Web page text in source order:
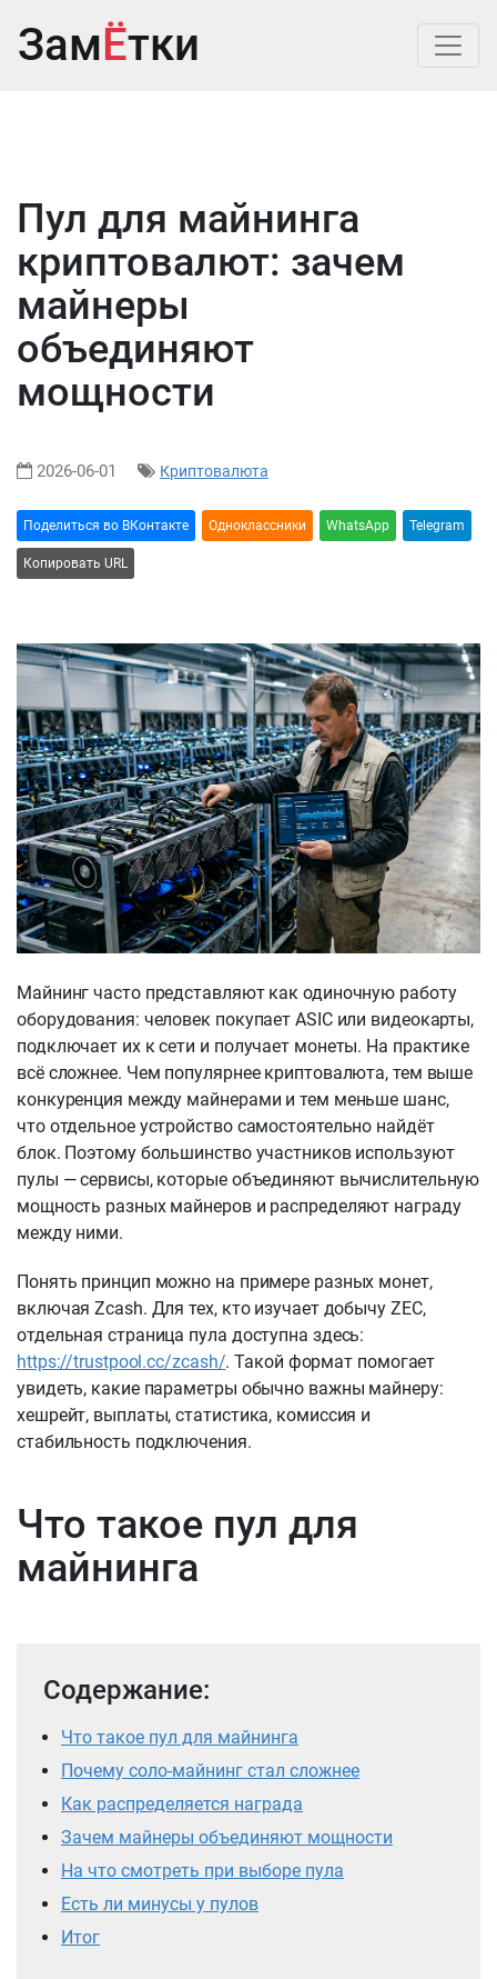
ЗамЁтки
Пул для майнинга
криптовалют: зачем
майнеры
объединяют
мощности
2026-06-01 Криптовалюта
Поделиться во ВКонтакте Oдноклассники WhatsApp Telegram
Копировать URL
Майнинг часто представляют как одиночную работу
оборудования: человек покупает ASIC или видеокарты,
подключает их к сети и получает монеты. На практике
всё сложнее. Чем популярнее криптовалюта, тем выше
конкуренция между майнерами и тем меньше шанс,
что отдельное устройство самостоятельно найдёт
блок. Поэтому большинство участников используют
пулы — сервисы, которые объединяют вычислительную
мощность разных майнеров и распределяют награду
между ними.
Понять принцип можно на примере разных монет,
включая Zcash. Для тех, кто изучает добычу ZEC,
отдельная страница пула доступна здесь:
https://trustpool.cc/zcash/. Такой формат помогает
увидеть, какие параметры обычно важны майнеру:
хешрейт, выплаты, статистика, комиссия и
стабильность подключения.
Что такое пул для
майнинга
Содержание:
Что такое пул для майнинга
Почему соло-майнинг стал сложнее
Как распределяется награда
Зачем майнеры объединяют мощности
На что смотреть при выборе пула
Есть ли минусы у пулов
Итог